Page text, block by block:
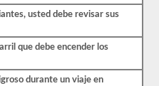
usted debe revisar sus
que debe encender los
durante un viaje en